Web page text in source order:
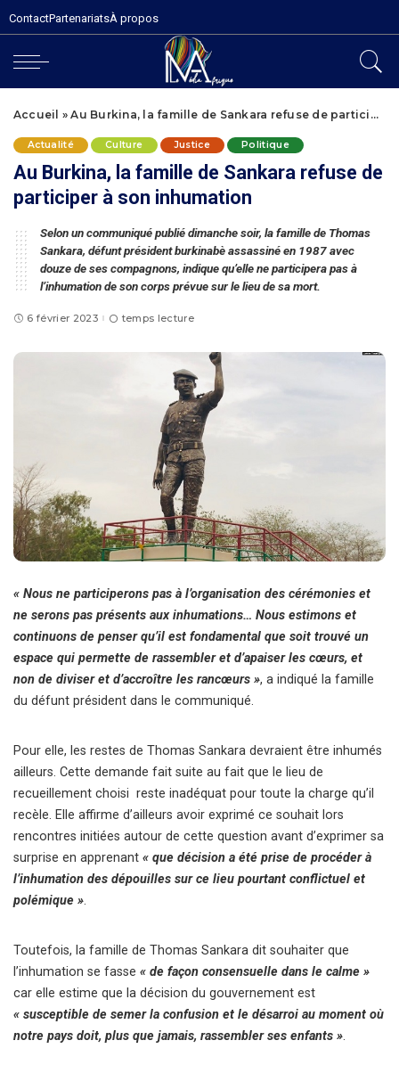
ContactPartenariatsÀ propos
Accueil »Au Burkina, la famille de Sankara refuse de participer à son inhumation
Actualité Culture Justice Politique
Au Burkina, la famille de Sankara refuse de
participer à son inhumation
Selon un communiqué publié dimanche soir, la famille de Thomas
Sankara, défunt président burkinabè assassiné en 1987 avec
douze de ses compagnons, indique qu’elle ne participera pas à
l’inhumation de son corps prévue sur le lieu de sa mort.
6 février 2023 temps lecture
« Nous ne participerons pas à l’organisation des cérémonies et
ne serons pas présents aux inhumations… Nous estimons et
continuons de penser qu’il est fondamental que soit trouvé un
espace qui permette de rassembler et d’apaiser les cœurs, et
non de diviser et d’accroître les rancœurs », a indiqué la famille
du défunt président dans le communiqué.
Pour elle, les restes de Thomas Sankara devraient être inhumés
ailleurs. Cette demande fait suite au fait que le lieu de
recueillement choisi reste inadéquat pour toute la charge qu’il
recèle. Elle affirme d’ailleurs avoir exprimé ce souhait lors
rencontres initiées autour de cette question avant d’exprimer sa
surprise en apprenant « que décision a été prise de procéder à
l’inhumation des dépouilles sur ce lieu pourtant conflictuel et
polémique ».
Toutefois, la famille de Thomas Sankara dit souhaiter que
l’inhumation se fasse « de façon consensuelle dans le calme »
car elle estime que la décision du gouvernement est
« susceptible de semer la confusion et le désarroi au moment où
notre pays doit, plus que jamais, rassembler ses enfants ».